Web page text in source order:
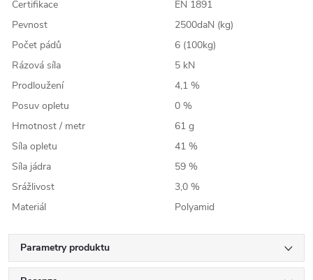
Certifikace
EN 1891
Pevnost
2500daN (kg)
Počet pádů
6 (100kg)
Rázová síla
5 kN
Prodloužení
4,1 %
Posuv opletu
0 %
Hmotnost / metr
61 g
Síla opletu
41 %
Síla jádra
59 %
Srážlivost
3,0 %
Materiál
Polyamid
Parametry produktu